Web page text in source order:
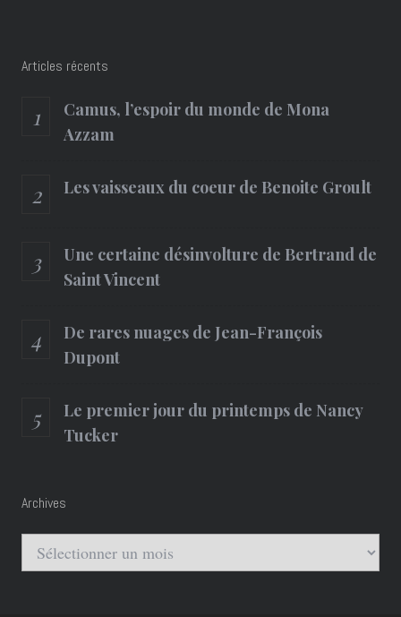
Articles récents
Camus, l’espoir du monde de Mona
Azzam
Les vaisseaux du coeur de Benoite Groult
Une certaine désinvolture de Bertrand de
Saint Vincent
De rares nuages de Jean-François
Dupont
Le premier jour du printemps de Nancy
Tucker
Archives
Archives